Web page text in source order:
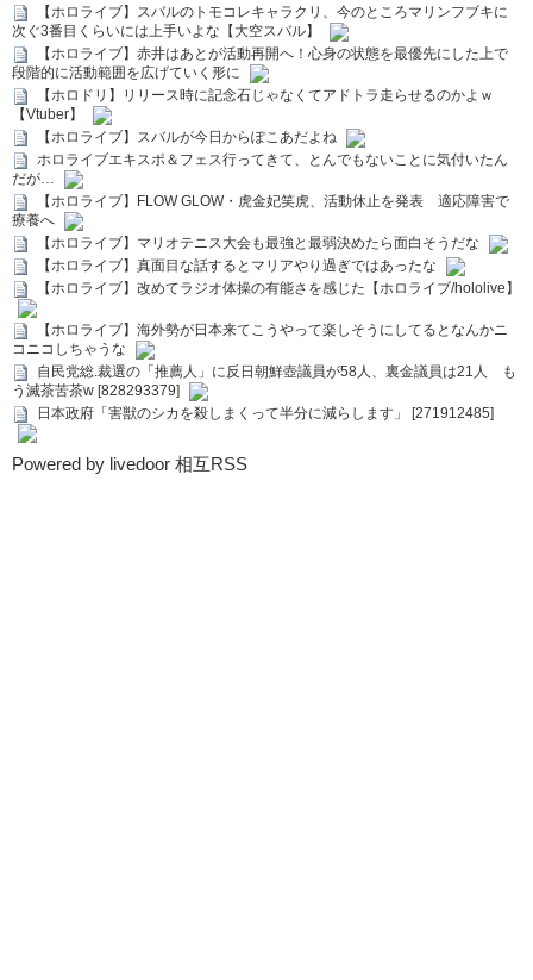
【ホロライブ】スバルのトモコレキャラクリ、今のところマリンフブキに
次ぐ3番目くらいには上手いよな【大空スバル】
【ホロライブ】赤井はあとが活動再開へ！心身の状態を最優先にした上で
段階的に活動範囲を広げていく形に
【ホロドリ】リリース時に記念石じゃなくてアドトラ走らせるのかよｗ
【Vtuber】
【ホロライブ】スバルが今日からぽこあだよね
ホロライブエキスポ＆フェス行ってきて、とんでもないことに気付いたん
だが…
【ホロライブ】FLOW GLOW・虎金妃笑虎、活動休止を発表 適応障害で
療養へ
【ホロライブ】マリオテニス大会も最強と最弱決めたら面白そうだな
【ホロライブ】真面目な話するとマリアやり過ぎではあったな
【ホロライブ】改めてラジオ体操の有能さを感じた【ホロライブ/hololive】
【ホロライブ】海外勢が日本来てこうやって楽しそうにしてるとなんかニ
コニコしちゃうな
自民党総.裁選の「推薦人」に反日朝鮮壺議員が58人、裏金議員は21人 も
う滅茶苦茶w [828293379]
日本政府「害獣のシカを殺しまくって半分に減らします」 [271912485]
Powered by livedoor 相互RSS